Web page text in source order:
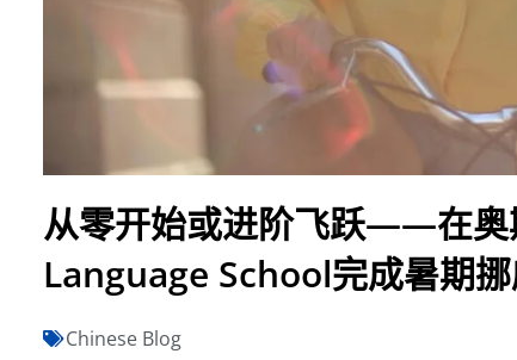
从零开始或进阶飞跃——在
Language School完成暑期
Chinese Blog